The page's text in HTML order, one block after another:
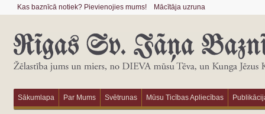
Kas baznīcā notiek? Pievienojies mums! Mācītāja uzruna
Sākumlapa Par Mums Svētrunas Mūsu Ticības Apliecības